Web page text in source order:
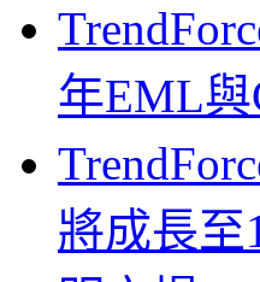
年EML
將成長至